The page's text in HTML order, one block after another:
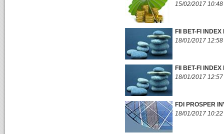
15/02/2017 10:48
FII BET-FI
18/01/2017 12:58
FII BET-FI
18/01/2017 12:57
FDI PROSPER
18/01/2017 10:22